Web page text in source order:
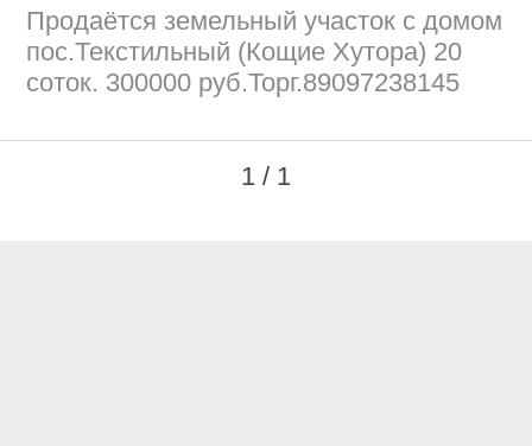
Продаётся земельный участок с домом
пос.Текстильный (Кощие Хутора) 20
соток. 300000 руб.Торг.89097238145
1 / 1